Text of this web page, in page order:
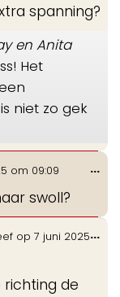
spanning?
en Anita
Het
niet zo gek
om 09:09
swoll?
...
op 7 juni 2025
richting de
...